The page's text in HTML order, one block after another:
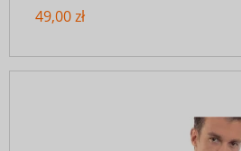
49,00 zł